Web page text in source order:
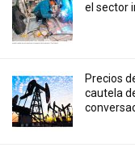
el sector
Precios
cautela